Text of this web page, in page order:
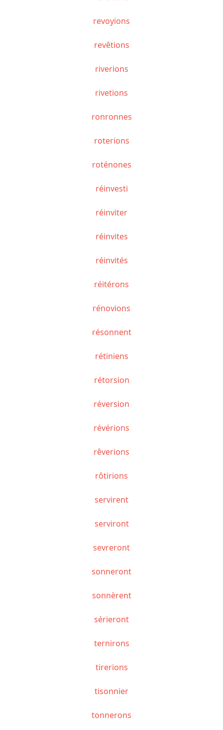
revoyions
revêtions
riverions
rivetions
ronronnes
roterions
roténones
réinvesti
réinviter
réinvites
réinvités
réitérons
rénovions
résonnent
rétiniens
rétorsion
réversion
révérions
rêverions
rôtirions
servirent
serviront
sevreront
sonneront
sonnèrent
sérieront
ternirons
tirerions
tisonnier
tonnerons